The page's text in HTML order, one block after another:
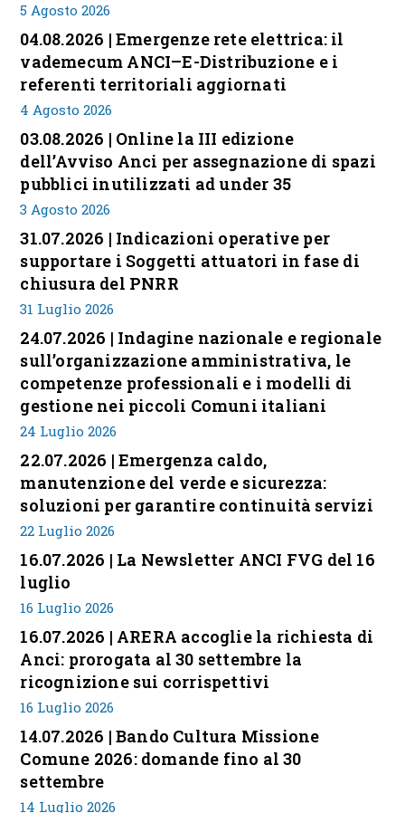
5 Agosto 2026
04.08.2026 | Emergenze rete elettrica: il
vademecum ANCI–E-Distribuzione e i
referenti territoriali aggiornati
4 Agosto 2026
03.08.2026 | Online la III edizione
dell’Avviso Anci per assegnazione di spazi
pubblici inutilizzati ad under 35
3 Agosto 2026
31.07.2026 | Indicazioni operative per
supportare i Soggetti attuatori in fase di
chiusura del PNRR
31 Luglio 2026
24.07.2026 | Indagine nazionale e regionale
sull’organizzazione amministrativa, le
competenze professionali e i modelli di
gestione nei piccoli Comuni italiani
24 Luglio 2026
22.07.2026 | Emergenza caldo,
manutenzione del verde e sicurezza:
soluzioni per garantire continuità servizi
22 Luglio 2026
16.07.2026 | La Newsletter ANCI FVG del 16
luglio
16 Luglio 2026
16.07.2026 | ARERA accoglie la richiesta di
Anci: prorogata al 30 settembre la
ricognizione sui corrispettivi
16 Luglio 2026
14.07.2026 | Bando Cultura Missione
Comune 2026: domande fino al 30
settembre
14 Luglio 2026